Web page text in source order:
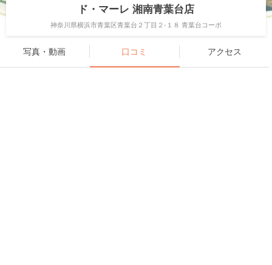
ド・マーレ 湘南青葉台店
神奈川県横浜市青葉区青葉台２丁目２-１８ 青葉台コーポ
写真・動画 口コミ アクセス